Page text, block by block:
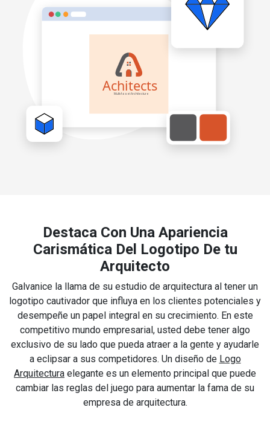
Destaca Con Una Apariencia
Carismática Del Logotipo De tu
Arquitecto
Galvanice la llama de su estudio de arquitectura al tener un
logotipo cautivador que influya en los clientes potenciales y
desempeñe un papel integral en su crecimiento. En este
competitivo mundo empresarial, usted debe tener algo
exclusivo de su lado que pueda atraer a la gente y ayudarle
a eclipsar a sus competidores. Un diseño de Logo
Arquitectura elegante es un elemento principal que puede
cambiar las reglas del juego para aumentar la fama de su
empresa de arquitectura.